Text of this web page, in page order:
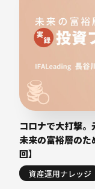
コロナで大打撃。
未来の富裕層の
回】
資産運用ナレッジ